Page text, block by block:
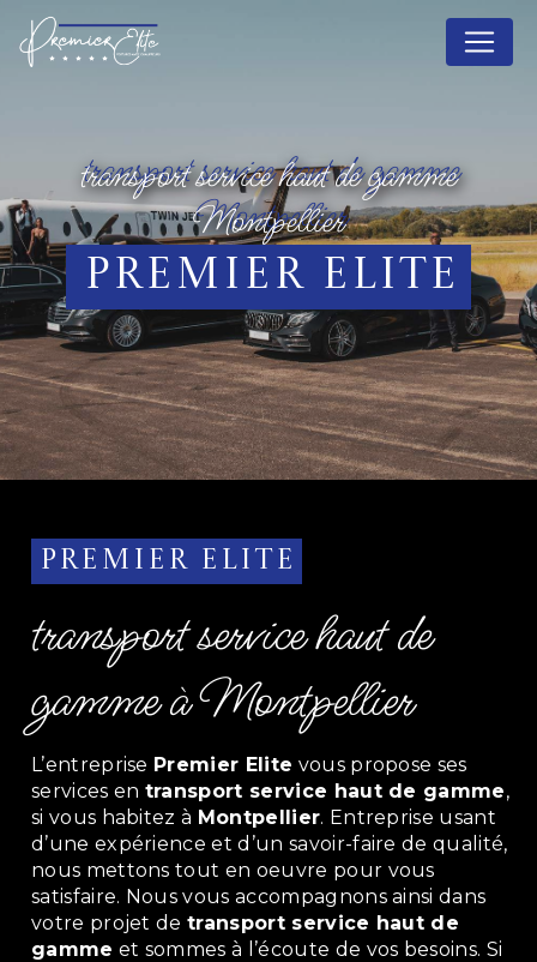
transport service haut de gamme
Montpellier
Premier Elite
Premier Elite
transport service haut de
gamme à Montpellier
L’entreprise Premier Elite vous propose ses
services en transport service haut de gamme,
si vous habitez à Montpellier. Entreprise usant
d’une expérience et d’un savoir-faire de qualité,
nous mettons tout en oeuvre pour vous
satisfaire. Nous vous accompagnons ainsi dans
votre projet detransport service haut de
gamme et sommes à l’écoute de vos besoins. Si
Panneau de gestion des cookies